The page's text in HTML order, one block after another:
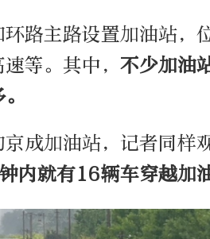
路主路设置加油站，
等。其中， 不少加油
成加油站，记者同样
内就有16辆车穿越加